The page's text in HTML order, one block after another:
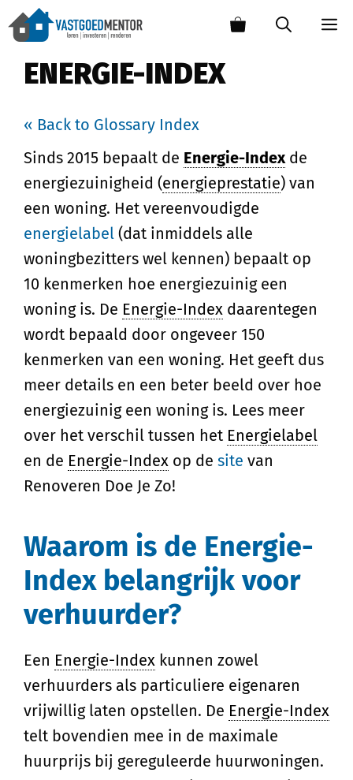
ENERGIE-INDEX
« Back to Glossary Index
Sinds 2015 bepaalt de Energie-Indexde
energiezuinigheid (energieprestatie) van
een woning. Het vereenvoudigde
energielabel (dat inmiddels alle
woningbezitters wel kennen) bepaalt op
10 kenmerken hoe energiezuinig een
woning is. De Energie-Index daarentegen
wordt bepaald door ongeveer 150
kenmerken van een woning. Het geeft dus
meer details en een beter beeld over hoe
energiezuinig een woning is. Lees meer
over het verschil tussen het Energielabel
en de Energie-Index op de site van
Renoveren Doe Je Zo!
Waarom is de Energie-
Index belangrijk voor
verhuurder?
Een Energie-Index kunnen zowel
verhuurders als particuliere eigenaren
vrijwillig laten opstellen. De Energie-Index
telt bovendien mee in de maximale
huurprijs bij gereguleerde huurwoningen.